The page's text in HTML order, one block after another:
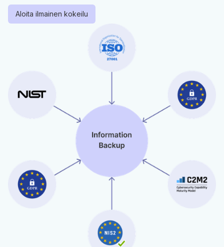
Aloita ilmainen kokeilu